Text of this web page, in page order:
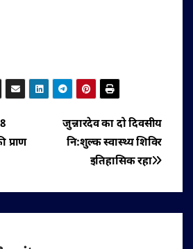
जुन्नारदेव का दो दिवसीय
नि:शुल्क स्वास्थ्य शिविर
इतिहासिक रहा
प्राण